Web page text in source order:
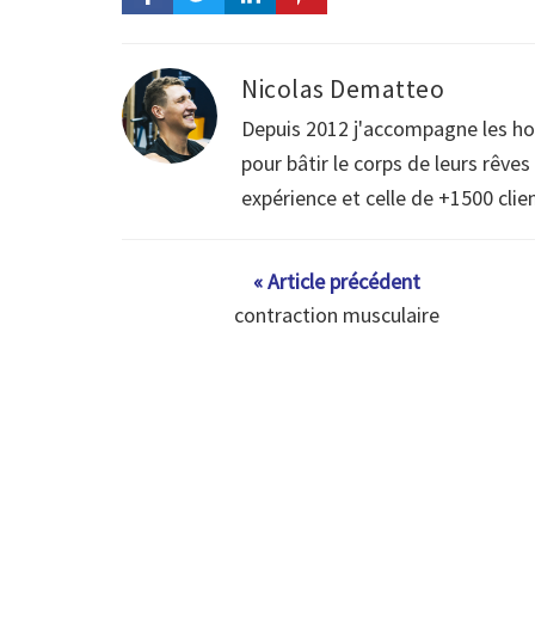
Nicolas Dematteo
Depuis 2012 j'accompagne les
pour bâtir le corps de leurs
expérience et celle de +1500
« Article précédent
contraction musculaire